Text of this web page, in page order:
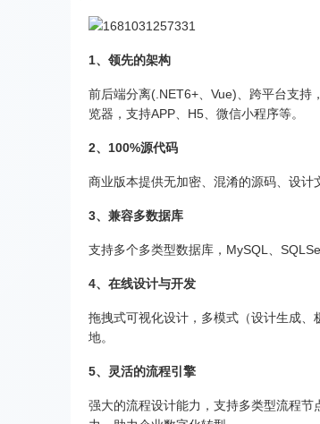
1、领先的架构
前后端分离(.NET6+、Vue)、跨平台支持
览器，支持APP、H5、微信小程序等。
2、100%源代码
商业版本提供无加密、混淆的源码、设计
3、兼容多数据库
支持多个多类型数据库，MySQL、
4、在线设计与开发
拖拽式可视化设计，多模式（设计生成
地。
5、灵活的流程引擎
强大的流程设计能力，支持多类型流程